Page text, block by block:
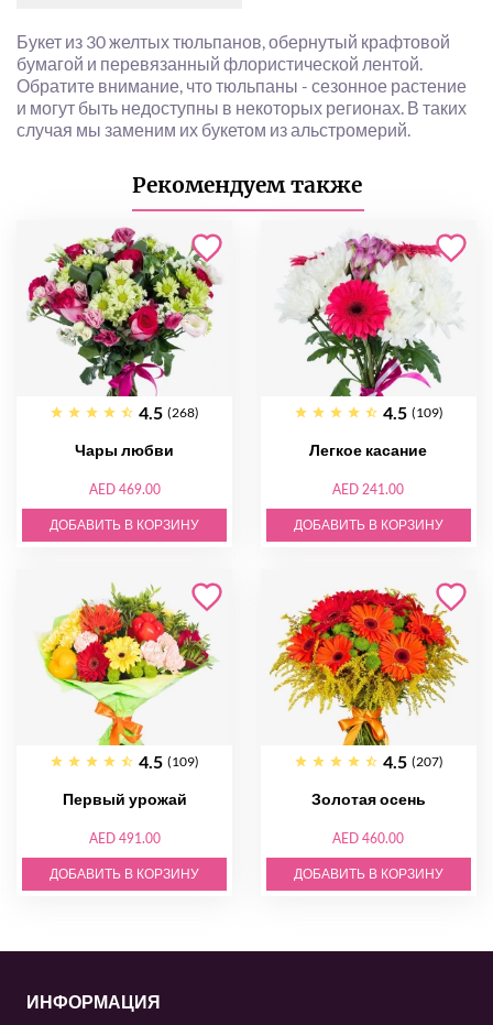
Букет из 30 желтых тюльпанов, обернутый крафтовой
бумагой и перевязанный флористической лентой.
Обратите внимание, что тюльпаны - сезонное растение
и могут быть недоступны в некоторых регионах. В таких
случая мы заменим их букетом из альстромерий.
Рекомендуем также
4.5 (268)
Чары любви
AED 469.00
ДОБАВИТЬ В КОРЗИНУ
4.5 (109)
Легкое касание
AED 241.00
ДОБАВИТЬ В КОРЗИНУ
4.5 (109)
Первый урожай
AED 491.00
ДОБАВИТЬ В КОРЗИНУ
4.5 (207)
Золотая осень
AED 460.00
ДОБАВИТЬ В КОРЗИНУ
ИНФОРМАЦИЯ